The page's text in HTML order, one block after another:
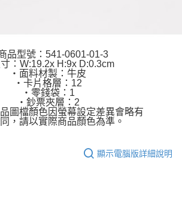
品型號：541-0601-01-3
：W:19.2x H:9x D:0.3cm
‧面料材製：牛皮
‧卡片格層：12
‧零錢袋：1
‧鈔票夾層：2
圖檔顏色因螢幕設定差異會略有
請以實際商品顏色為準。
顯示電腦版詳細說明